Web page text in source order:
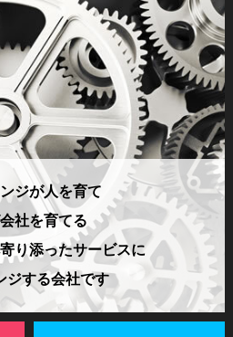
ジが人を育て
社を育てる
り添ったサービスに
ジする会社です